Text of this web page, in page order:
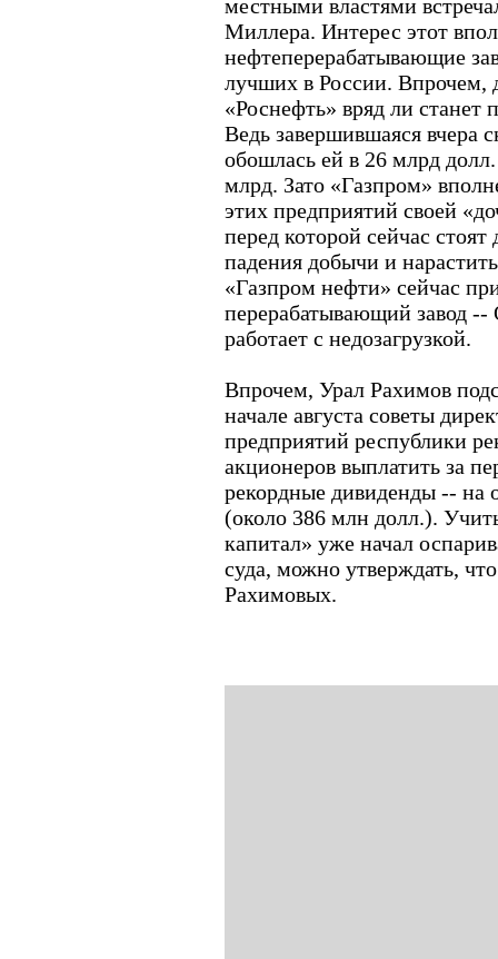
местными властями
Миллера. Интерес этот
нефтеперерабатывающие
лучших в России. Впрочем,
«Роснефть» вряд ли станет
Ведь завершившаяся вчера
обошлась ей в 26 млрд
млрд. Зато «Газпром»
этих предприятий своей
перед которой сейчас
падения добычи и
«Газпром нефти» сейчас
перерабатывающий завод
работает с недозагрузкой.
Впрочем, Урал Рахимов
начале августа советы
предприятий республики
акционеров выплатить за
рекордные дивиденды --
(около 386 млн долл.).
капитал» уже начал
суда, можно утверждать,
Рахимовых.